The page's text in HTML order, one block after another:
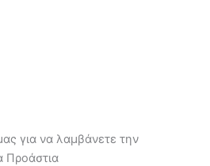
για να λαμβάνετε την
Προάστια